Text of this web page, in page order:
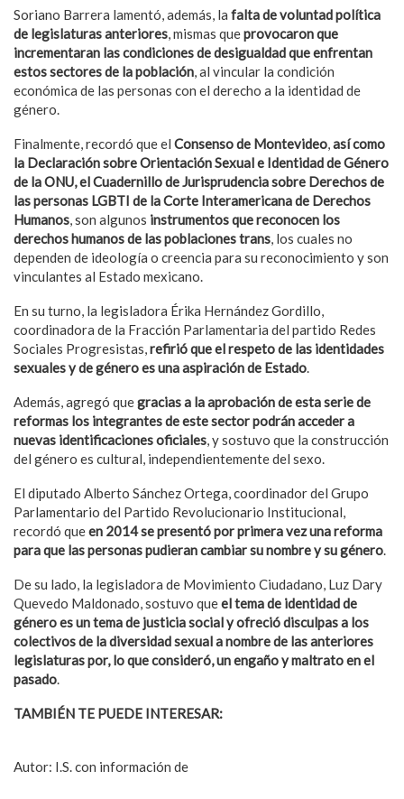
Soriano Barrera lamentó, además, la falta de voluntad política
de legislaturas anteriores, mismas queprovocaron que
incrementaran las condiciones de desigualdad que enfrentan
estos sectores de la población, al vincular la condición
económica de las personas con el derecho a la identidad de
género.
Finalmente, recordó que el Consenso de Montevideo,así como
la Declaración sobre Orientación Sexual e Identidad de Género
de la ONU, el Cuadernillo de Jurisprudencia sobre Derechos de
las personas LGBTI de la Corte Interamericana de Derechos
Humanos, son algunos instrumentos que reconocen los
derechos humanos de las poblaciones trans, los cuales no
dependen de ideología o creencia para su reconocimiento y son
vinculantes al Estado mexicano.
En su turno, la legisladora Érika Hernández Gordillo,
coordinadora de la Fracción Parlamentaria del partido Redes
Sociales Progresistas,refirió que el respeto de las identidades
sexuales y de género es una aspiración de Estado.
Además, agregó quegracias a la aprobación de esta serie de
reformas los integrantes de este sector podrán acceder a
nuevas identificaciones oficiales, y sostuvo que la construcción
del género es cultural, independientemente del sexo.
El diputado Alberto Sánchez Ortega, coordinador del Grupo
Parlamentario del Partido Revolucionario Institucional,
recordó queen 2014 se presentó por primera vez una reforma
para que las personas pudieran cambiar su nombre y su género.
De su lado, la legisladora de Movimiento Ciudadano, Luz Dary
Quevedo Maldonado, sostuvo queel tema de identidad de
género es un tema de justicia social y ofreció disculpas a los
colectivos de la diversidad sexual a nombre de las anteriores
legislaturas por, lo que consideró, un engaño y maltrato en el
pasado.
TAMBIÉN TE PUEDE INTERESAR:
Autor: I.S. con información de